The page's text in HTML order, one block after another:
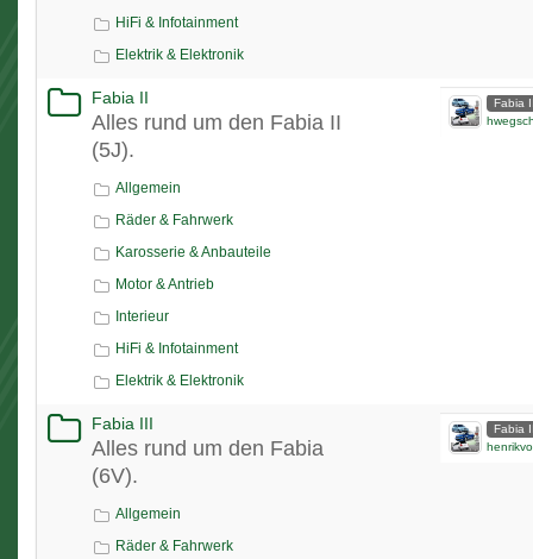
HiFi & Infotainment
Elektrik & Elektronik
Fabia II
Alles rund um den Fabia II
(5J).
Fabia
Allgemein
Räder & Fahrwerk
Karosserie & Anbauteile
Motor & Antrieb
Interieur
HiFi & Infotainment
Elektrik & Elektronik
Fabia III
Alles rund um den Fabia
(6V).
Fabia
Allgemein
Räder & Fahrwerk